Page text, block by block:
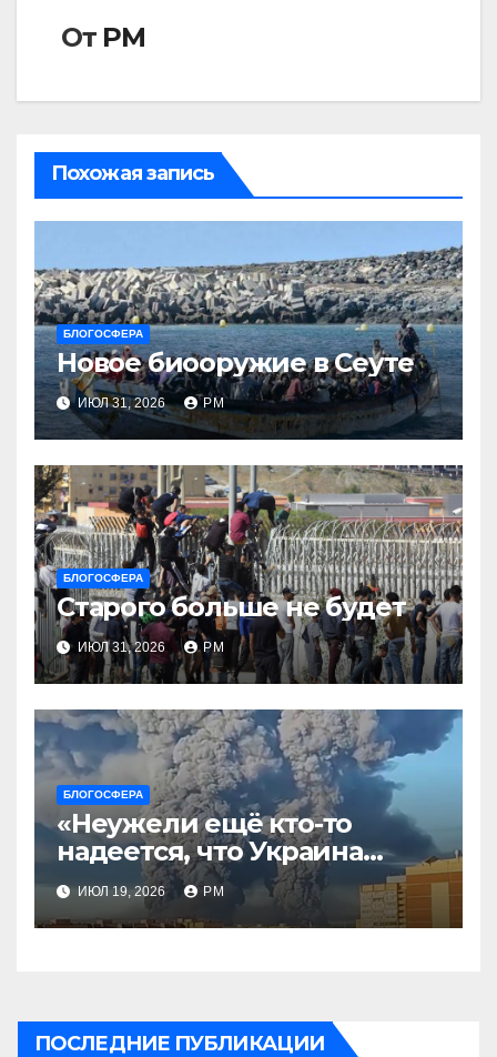
От РМ
Похожая запись
БЛОГОСФЕРА
Новое биооружие в Сеуте
ИЮЛ 31, 2026 РМ
БЛОГОСФЕРА
Старого больше не будет
ИЮЛ 31, 2026 РМ
БЛОГОСФЕРА
«Неужели ещё кто-то
надеется, что Украина
будет действовать
непоследовательно?»
ИЮЛ 19, 2026 РМ
ПОСЛЕДНИЕ ПУБЛИКАЦИИ